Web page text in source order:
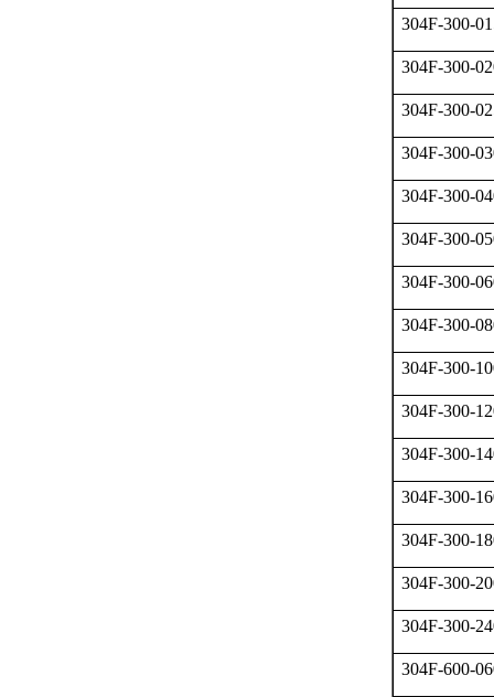
304F-300-
304F-300-
304F-300-
304F-300-
304F-300-
304F-300-
304F-300-
304F-300-
304F-300-
304F-300-
304F-300-
304F-300-
304F-300-
304F-300-
304F-300-
304F-600-